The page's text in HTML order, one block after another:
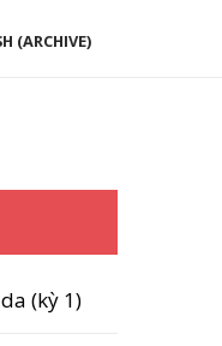
(ARCHIVE)
(kỳ 1)